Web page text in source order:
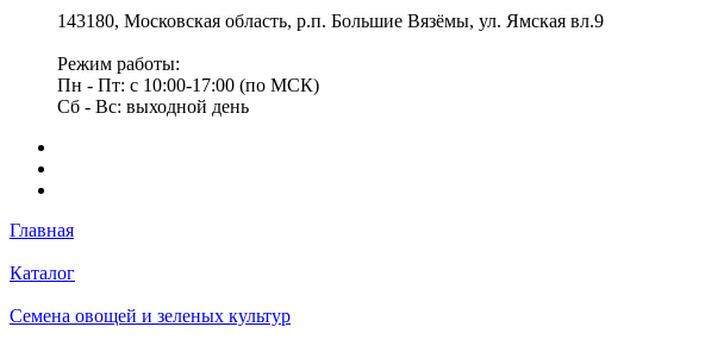
143180, Московская область, р.п. Большие Вязёмы, ул. Ямская вл.9
Режим работы:
Пн - Пт: с 10:00-17:00 (по МСК)
Сб - Вс: выходной день
Главная
Каталог
Семена овощей и зеленых культур